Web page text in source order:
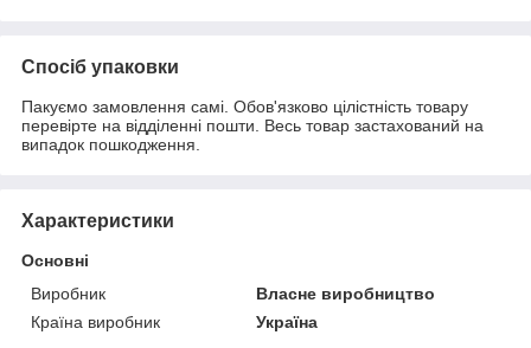
Спосіб упаковки
Пакуємо замовлення самі. Обов'язково цілістність товару
перевірте на відділенні пошти. Весь товар застахований на
випадок пошкодження.
Характеристики
Основні
Виробник
Власне виробництво
Країна виробник
Україна